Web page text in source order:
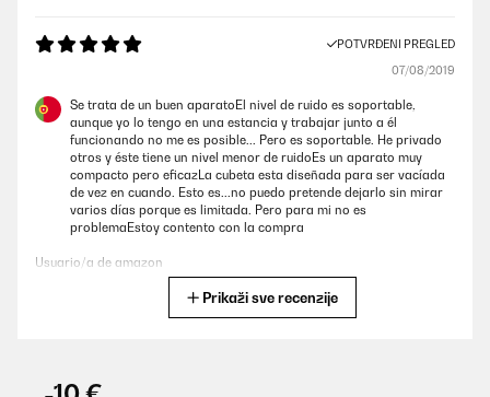
POTVRĐENI PREGLED
07/08/2019
Se trata de un buen aparatoEl nivel de ruido es soportable,
aunque yo lo tengo en una estancia y trabajar junto a él
funcionando no me es posible... Pero es soportable. He privado
otros y éste tiene un nivel menor de ruidoEs un aparato muy
compacto pero eficazLa cubeta esta diseñada para ser vacíada
de vez en cuando. Esto es...no puedo pretende dejarlo sin mirar
varios días porque es limitada. Pero para mi no es
problemaEstoy contento con la compra
Usuario/a de amazon
Prikaži sve recenzije